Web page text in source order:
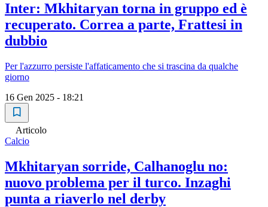
Inter: Mkhitaryan torna in gruppo ed è
recuperato. Correa a parte, Frattesi in
dubbio
Per l'azzurro persiste l'affaticamento che si trascina da qualche
giorno
16 Gen 2025 - 18:21
Articolo
Calcio
Mkhitaryan sorride, Calhanoglu no:
nuovo problema per il turco. Inzaghi
punta a riaverlo nel derby